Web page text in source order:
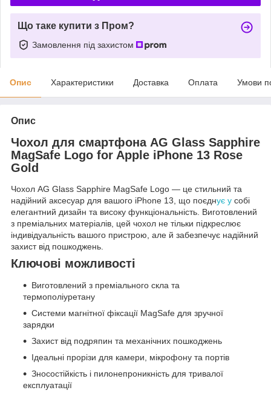
Що таке купити з Пром?
Замовлення під захистом
Опис Характеристики Доставка Оплата Умови
Опис
Чохол для смартфона AG Glass Sapphire
MagSafe Logo for Apple iPhone 13 Rose
Gold
Чохол AG Glass Sapphire MagSafe Logo — це стильний та
надійний аксесуар для вашого iPhone 13, що поєднує у собі
елегантний дизайн та високу функціональність. Виготовлений
з преміальних матеріалів, цей чохол не тільки підкреслює
індивідуальність вашого пристрою, але й забезпечує надійний
захист від пошкоджень.
Ключові можливості
Виготовлений з преміального скла та
термополіуретану
Системи магнітної фіксації MagSafe для зручної
зарядки
Захист від подряпин та механічних пошкоджень
Ідеальні прорізи для камери, мікрофону та портів
Зносостійкість і пилонепроникність для тривалої
експлуатації